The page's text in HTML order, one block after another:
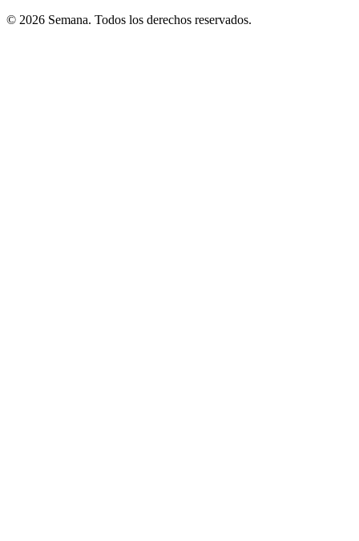
© 2026 Semana. Todos los derechos reservados.